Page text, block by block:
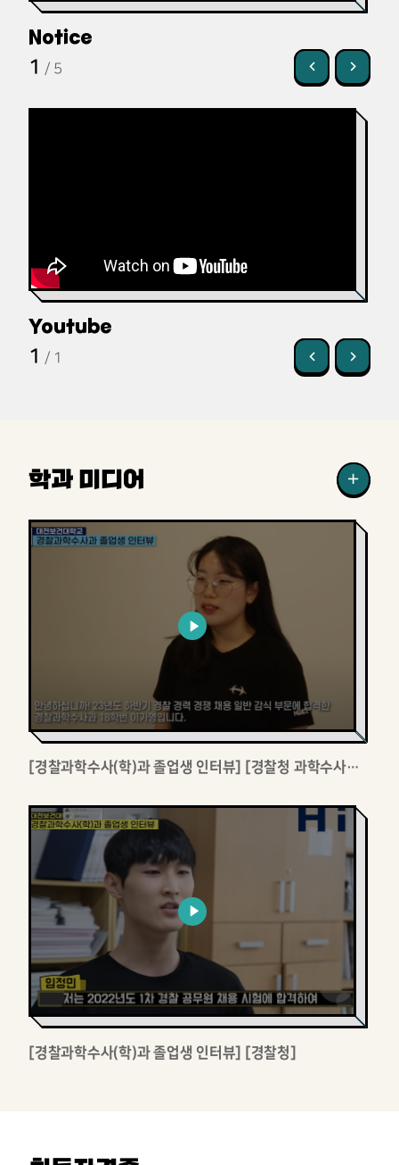
Notice
1 / 5
Youtube
1 / 1
학과 미디어
[경찰과학수사(학)과 졸업생 인터뷰] [경찰청 과학수사요원]
[경찰과학수사(학)과 졸업생 인터뷰] [경찰청]